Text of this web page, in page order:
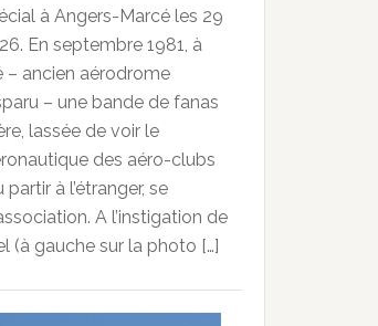
à Angers-Marcé les 29
En septembre 1981, à
– ancien aérodrome
– une bande de fanas
lassée de voir le
des aéro-clubs
à l’étranger, se
A l’instigation de
(à gauche sur la photo […]